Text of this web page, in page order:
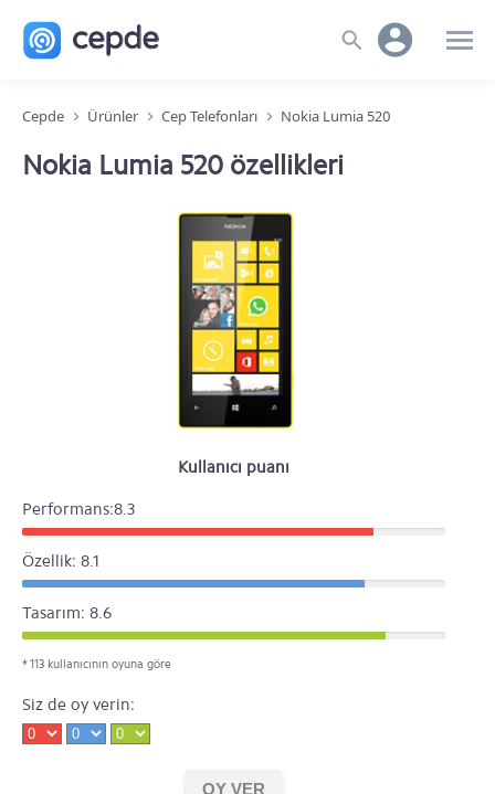
Cepde Ürünler Cep Telefonları Nokia Lumia 520
Nokia Lumia 520 özellikleri
Kullanıcı puanı
Performans:8.3
Özellik: 8.1
Tasarım: 8.6
* 113 kullanıcının oyuna göre
Siz de oy verin: